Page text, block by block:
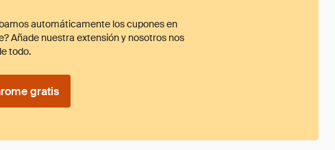
automáticamente los cupones en
Añade nuestra extensión y nosotros nos
todo.
gratis